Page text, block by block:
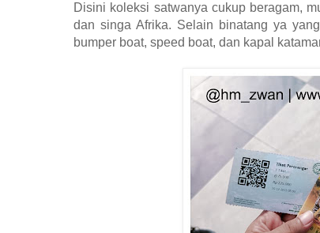
Disini koleksi satwanya cukup beragam,
dan singa Afrika. Selain binatang ya
bumper boat, speed boat, dan kapal